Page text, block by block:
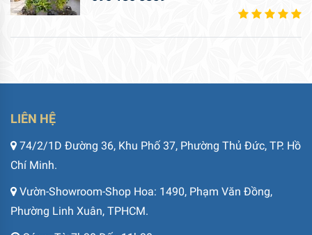
LIÊN HỆ
74/2/1D Đường 36, Khu Phố 37, Phường Thủ Đức, TP. Hồ
Chí Minh.
Vườn-Showroom-Shop Hoa: 1490, Phạm Văn Đồng,
Phường Linh Xuân, TPHCM.